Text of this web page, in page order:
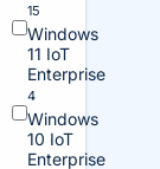
15
Windows
11 IoT
Enterprise
4
Windows
10 IoT
Enterprise